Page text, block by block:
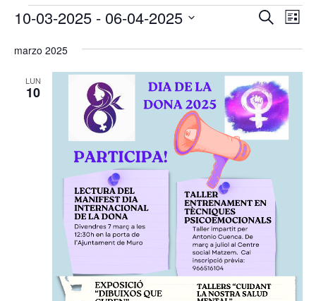
Eventos
y
vistas
de
Buscar
de
Lista
10-03-2025 - 06-04-2025
la
fecha.
marzo 2025
LUN
10